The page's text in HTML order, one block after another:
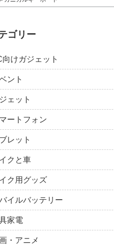
ゴリー
向けガジェット
ント
ェット
ートフォン
レット
クと車
ク用グッズ
イルバッテリー
家電
・アニメ